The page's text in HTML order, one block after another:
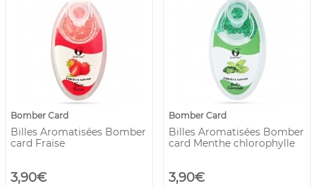
Bomber Card
Billes Aromatisées Bomber
card Fraise
3,90€
Bomber Card
Billes Aromatisées Bomber
card Menthe chlorophylle
3,90€